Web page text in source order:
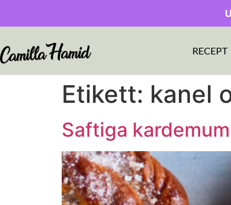
RECEPT
Etikett: kanel
Saftiga